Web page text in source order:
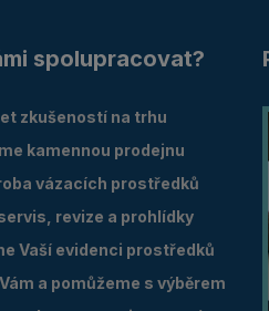
spolupracovat?
zkušeností na trhu
kamennou prodejnu
vázacích prostředků
revize a prohlídky
Vaší evidenci prostředků
a pomůžeme s výběrem